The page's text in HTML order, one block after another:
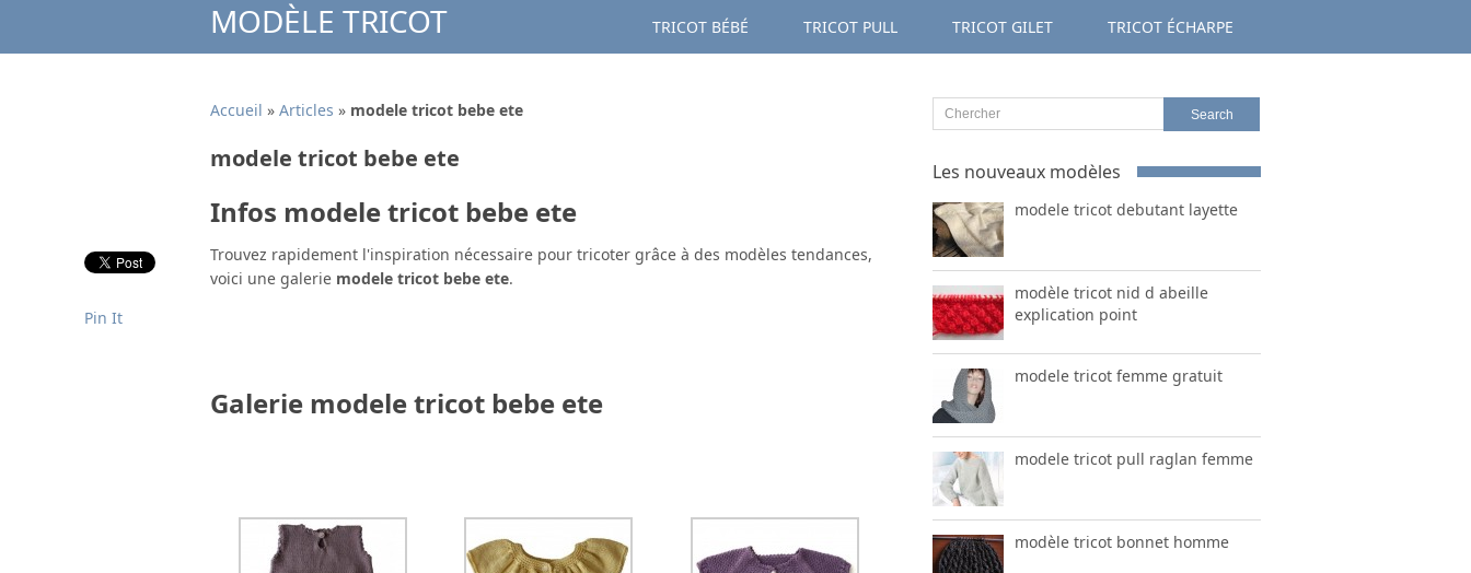
MODÈLE TRICOT TRICOT BÉBÉ TRICOT PULL TRICOT GILET TRICOT ÉCHARPE
Accueil » Articles » modele tricot bebe ete
modele tricot bebe ete
Infos modele tricot bebe ete
Trouvez rapidement l'inspiration nécessaire pour tricoter grâce à des modèles tendances,
voici une galerie modele tricot bebe ete.
Galerie modele tricot bebe ete
Pin It
Les nouveaux modèles
modele tricot debutant layette
modèle tricot nid d abeille
explication point
modele tricot femme gratuit
modele tricot pull raglan femme
modèle tricot bonnet homme